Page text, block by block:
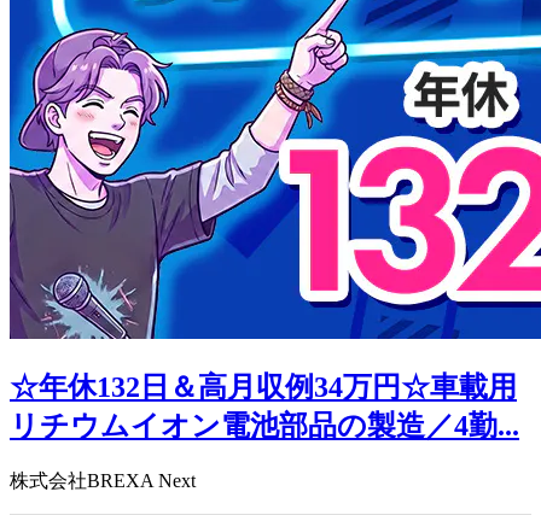
☆年休132日＆高月収例34万円☆車載用
リチウムイオン電池部品の製造／4勤...
株式会社BREXA Next